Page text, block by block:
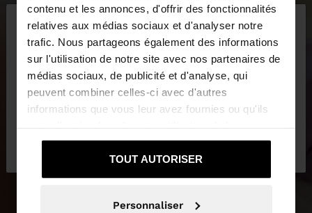
contenu et les annonces, d'offrir des fonctionnalités
relatives aux médias sociaux et d'analyser notre
trafic. Nous partageons également des informations
sur l'utilisation de notre site avec nos partenaires de
médias sociaux, de publicité et d'analyse, qui
peuvent combiner celles-ci avec d'autres
informations que vous leur avez fournies ou qu'ils
services.
TOUT AUTORISER
Personnaliser
bonjour ×
Vous accédez au site depuis Martinique. Voulez-
vous parcourir notre site au United States?
NEW IN